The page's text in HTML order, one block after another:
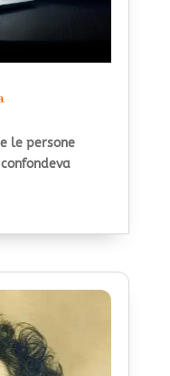
le persone